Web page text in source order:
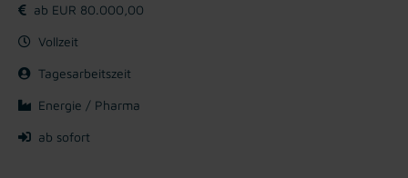
ab EUR 80.000,00
Vollzeit
Tagesarbeitszeit
Energie / Pharma
ab sofort